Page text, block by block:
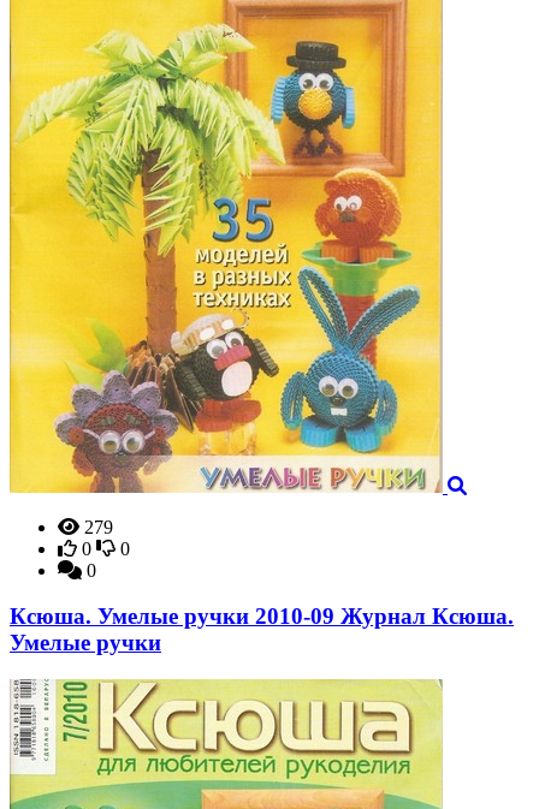
279
0
0
0
Ксюша. Умелые ручки 2010-09 Журнал Ксюша.
Умелые ручки